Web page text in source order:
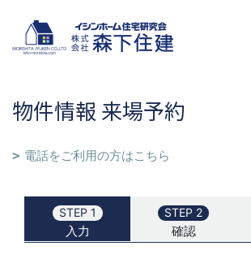
物件情報 来場予約
電話をご利用の方はこちら